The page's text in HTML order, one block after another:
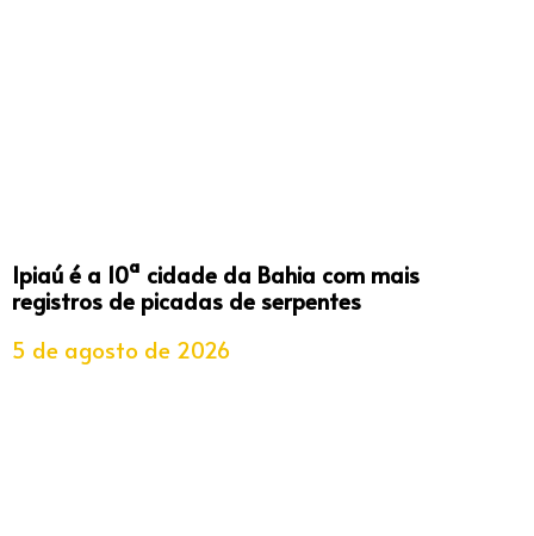
Ipiaú é a 10ª cidade da Bahia com mais
registros de picadas de serpentes
5 de agosto de 2026